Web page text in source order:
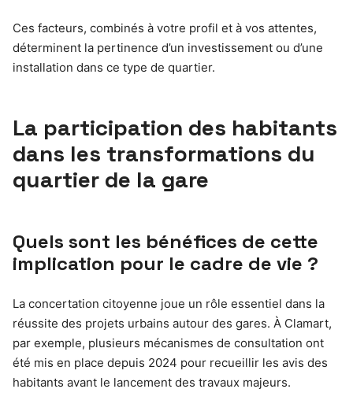
Ces facteurs, combinés à votre profil et à vos attentes,
déterminent la pertinence d’un investissement ou d’une
installation dans ce type de quartier.
La participation des habitants
dans les transformations du
quartier de la gare
Quels sont les bénéfices de cette
implication pour le cadre de vie ?
La concertation citoyenne joue un rôle essentiel dans la
réussite des projets urbains autour des gares. À Clamart,
par exemple, plusieurs mécanismes de consultation ont
été mis en place depuis 2024 pour recueillir les avis des
habitants avant le lancement des travaux majeurs.